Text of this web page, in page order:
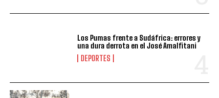
Los Pumas frente a Sudáfrica: errores y
una dura derrota en el José Amalfitani
DEPORTES